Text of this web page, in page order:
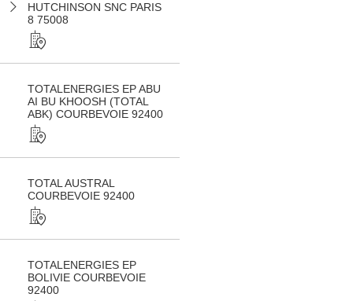
HUTCHINSON SNC PARIS
8 75008
TOTALENERGIES EP ABU
AI BU KHOOSH (TOTAL
ABK) COURBEVOIE 92400
TOTAL AUSTRAL
COURBEVOIE 92400
TOTALENERGIES EP
BOLIVIE COURBEVOIE
92400